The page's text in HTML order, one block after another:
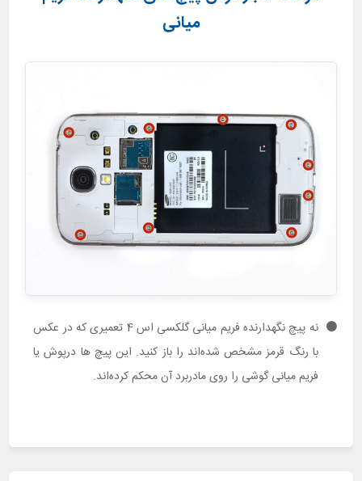
میانی
نه پیچ نگهدارنده فریم میانی گلکسی اس 4 تعمیری که در عکس
با رنگ قرمز مشخص شده‌اند را باز کنید. این پیچ ها درپوش یا
فریم میانی گوشی را روی مادربرد آن محکم کرده‌اند.